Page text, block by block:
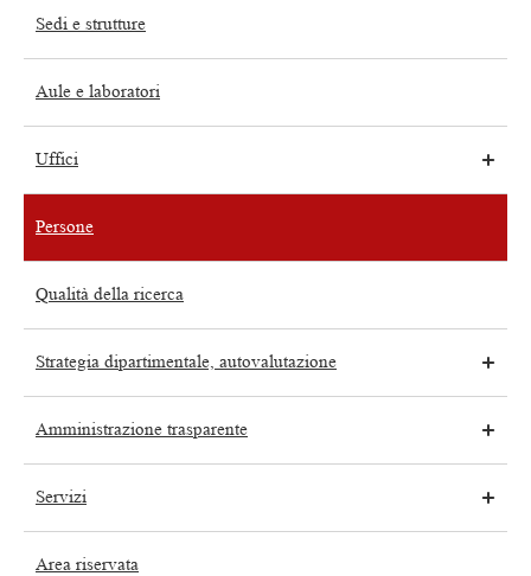
Sedi e strutture
Aule e laboratori
Uffici
Persone
Qualità della ricerca
Strategia dipartimentale, autovalutazione
Amministrazione trasparente
Servizi
Area riservata